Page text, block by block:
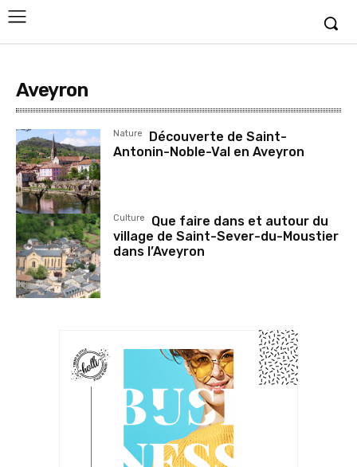
Aveyron
Nature
Découverte de Saint-
Antonin-Noble-Val en Aveyron
Culture
Que faire dans et autour du
village de Saint-Sever-du-Moustier
dans l’Aveyron